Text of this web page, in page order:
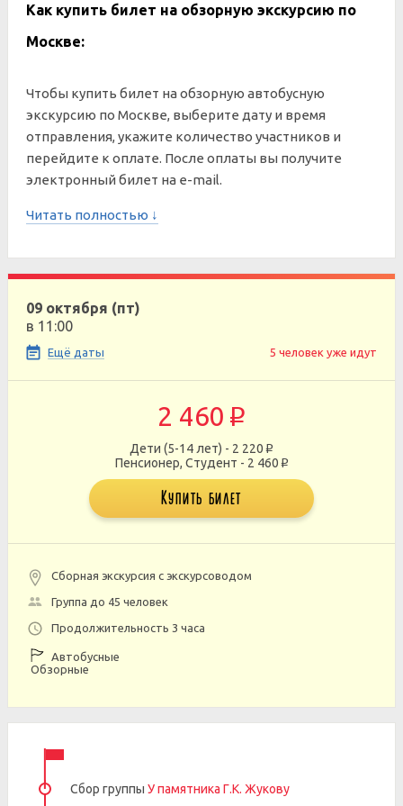
Как купить билет на обзорную экскурсию по
Москве:
Чтобы купить билет на обзорную автобусную
экскурсию по Москве, выберите дату и время
отправления, укажите количество участников и
перейдите к оплате. После оплаты вы получите
электронный билет на e-mail.
Читать полностью ↓
09 октября (пт)
в 11:00
Ещё даты 5 человек уже идут
2 460 p
Дети (5-14 лет) - 2 220 p
Пенсионер, Студент - 2 460 p
Купить билет
Сборная экскурсия с экскурсоводом
Группа до 45 человек
Продолжительность 3 часа
Автобусные
Обзорные
Сбор группы У памятника Г.К. Жукову